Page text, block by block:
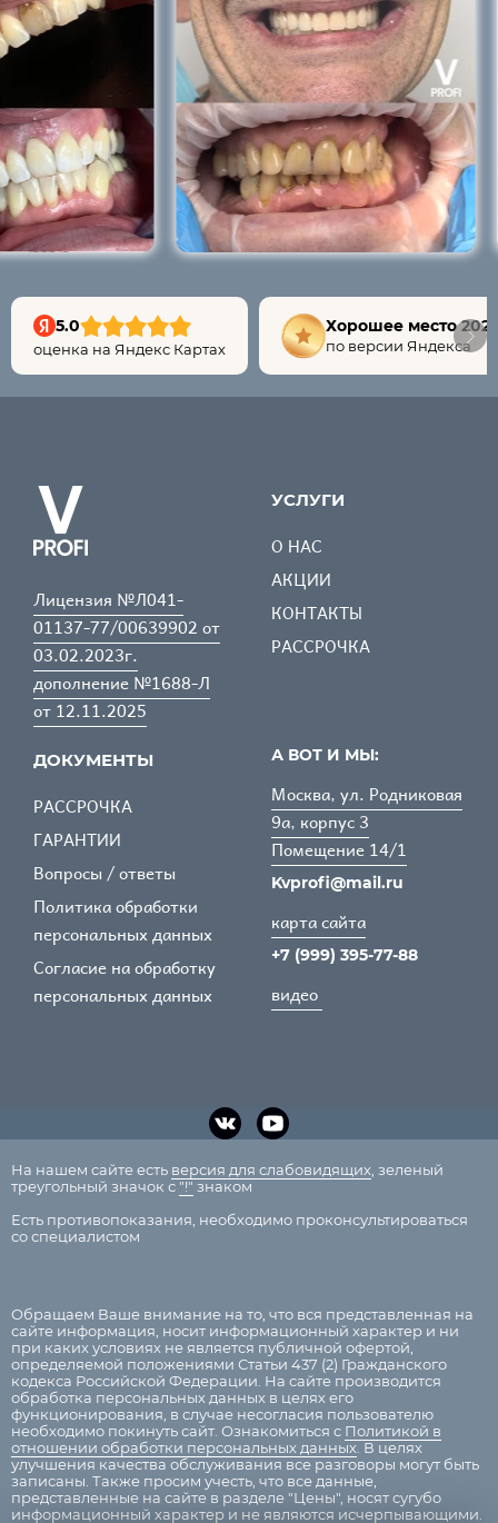
5.0
оценка на Яндекс Картах
Хорошее место
по версии Яндекса
Лицензия №Л041-
01137-77/00639902 от
03.02.2023г.
дополнение №1688-Л
от 12.11.2025
УСЛУГИ
О НАС
АКЦИИ
КОНТАКТЫ
РАССРОЧКА
ДОКУМЕНТЫ
РАССРОЧКА
ГАРАНТИИ
Вопросы / ответы
Политика обработки
персональных данных
Согласие на обработку
персональных данных
А ВОТ И МЫ:
Москва, ул. Родниковая
9а, корпус 3
Помещение 14/1
Kvprofi@mail.ru
карта сайта
+7 (999) 395-77-88
видео
На нашем сайте есть версия для слабовидящих, зеленый
треугольный значок с "!" знаком
Есть противопоказания, необходимо проконсультироваться
со специалистом
Обращаем Ваше внимание на то, что вся представленная на
сайте информация, носит информационный характер и ни
при каких условиях не является публичной офертой,
определяемой положениями Статьи 437 (2) Гражданского
кодекса Российской Федерации. На сайте производится
обработка персональных данных в целях его
функционирования, в случае несогласия пользователю
необходимо покинуть сайт. Ознакомиться с Политикой в
отношении обработки персональных данных. В целях
улучшения качества обслуживания все разговоры могут быть
записаны. Также просим учесть, что все данные,
представленные на сайте в разделе "Цены", носят сугубо
информационный характер и не являются исчерпывающими.